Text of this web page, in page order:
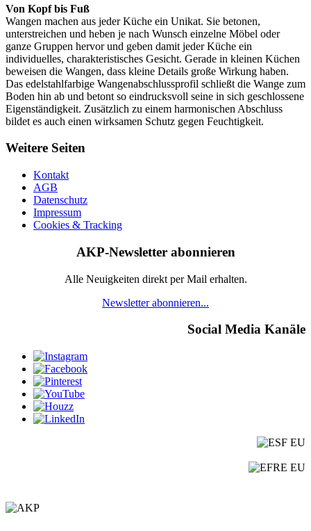
Von Kopf bis Fuß
Wangen machen aus jeder Küche ein Unikat. Sie betonen,
unterstreichen und heben je nach Wunsch einzelne Möbel oder
ganze Gruppen hervor und geben damit jeder Küche ein
individuelles, charakteristisches Gesicht. Gerade in kleinen Küchen
beweisen die Wangen, dass kleine Details große Wirkung haben.
Das edelstahlfarbige Wangenabschlussprofil schließt die Wange zum
Boden hin ab und betont so eindrucksvoll seine in sich geschlossene
Eigenständigkeit. Zusätzlich zu einem harmonischen Abschluss
bildet es auch einen wirksamen Schutz gegen Feuchtigkeit.
Weitere Seiten
Kontakt
AGB
Datenschutz
Impressum
Cookies & Tracking
AKP-Newsletter abonnieren
Alle Neuigkeiten direkt per Mail erhalten.
Newsletter abonnieren...
Social Media Kanäle